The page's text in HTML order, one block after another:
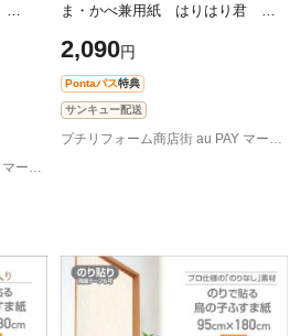
プチリフォーム商店街 au PAY マーケット店
ま・かべ兼用紙 はりはり君
2,090円
Pontaパス特典
サンキュー配送
プチリフォーム商店街 au PAY マーケット店